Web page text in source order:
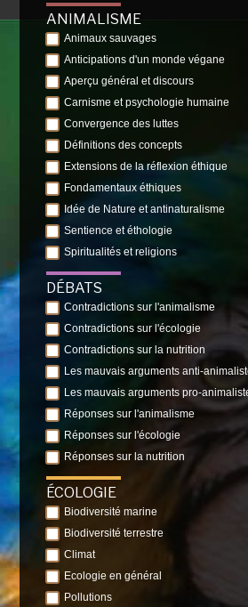
ANIMALISME
Animaux sauvages
Anticipations d'un monde végane
Aperçu général et discours
Carnisme et psychologie humaine
Convergence des luttes
Définitions des concepts
Extensions de la réflexion éthique
Fondamentaux éthiques
Idée de Nature et antinaturalisme
Sentience et éthologie
Spiritualités et religions
DÉBATS
Contradictions sur l'animalisme
Contradictions sur l'écologie
Contradictions sur la nutrition
Les mauvais arguments anti-
Les mauvais arguments pro-
Réponses sur l'animalisme
Réponses sur l'écologie
Réponses sur la nutrition
ÉCOLOGIE
Biodiversité marine
Biodiversité terrestre
Climat
Ecologie en général
Pollutions